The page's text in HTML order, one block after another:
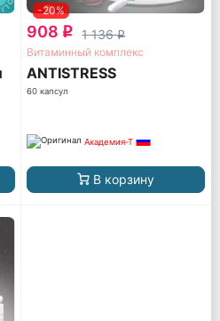
-20%
908 q 1 136q
Витаминный комплекс
ANTISTRESS
60 капсул
Академия-Т
В корзину